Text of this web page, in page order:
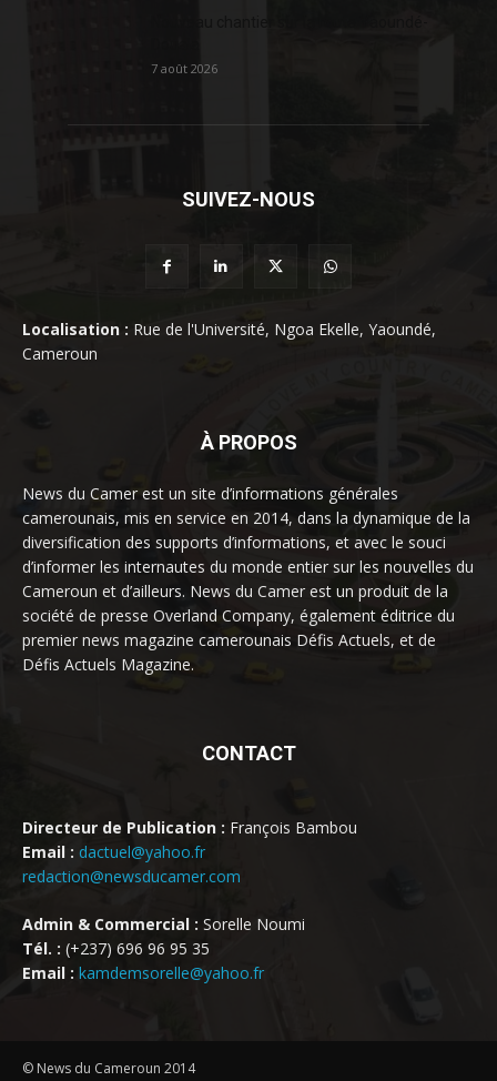
7 août 2026
SUIVEZ-NOUS
Localisation : Rue de l'Université, Ngoa Ekelle, Yaoundé,
Cameroun
À PROPOS
News du Camer est un site d’informations générales
camerounais, mis en service en 2014, dans la dynamique de la
diversification des supports d’informations, et avec le souci
d’informer les internautes du monde entier sur les nouvelles du
Cameroun et d’ailleurs. News du Camer est un produit de la
société de presse Overland Company, également éditrice du
premier news magazine camerounais Défis Actuels, et de
Défis Actuels Magazine.
CONTACT
Directeur de Publication : François Bambou
Email : dactuel@yahoo.fr
redaction@newsducamer.com
Admin & Commercial : Sorelle Noumi
Tél. : (+237) 696 96 95 35
Email : kamdemsorelle@yahoo.fr
© News du Cameroun 2014